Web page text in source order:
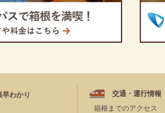
早わかり
交通・運行情報
箱根までのアクセス